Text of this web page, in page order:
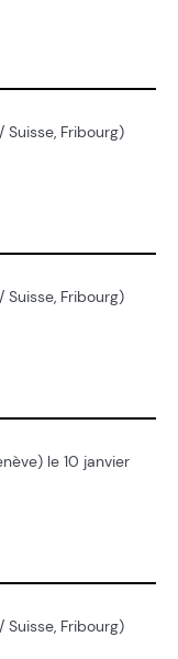
Suisse, Fribourg)
Suisse, Fribourg)
le 10 janvier
Suisse, Fribourg)